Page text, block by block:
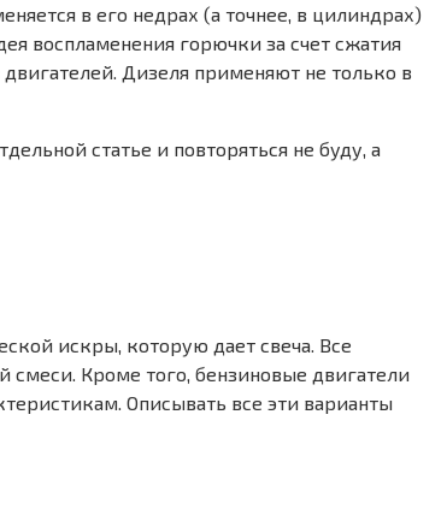
в его недрах (а точнее, в цилиндрах)
воспламенения горючки за счет сжатия
Дизеля применяют не только в
статье и повторяться не буду, а
искры, которую дает свеча. Все
Кроме того, бензиновые двигатели
Описывать все эти варианты